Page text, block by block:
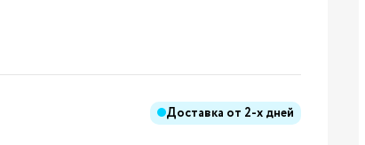
Бренды:
Доставка от 2-х дней